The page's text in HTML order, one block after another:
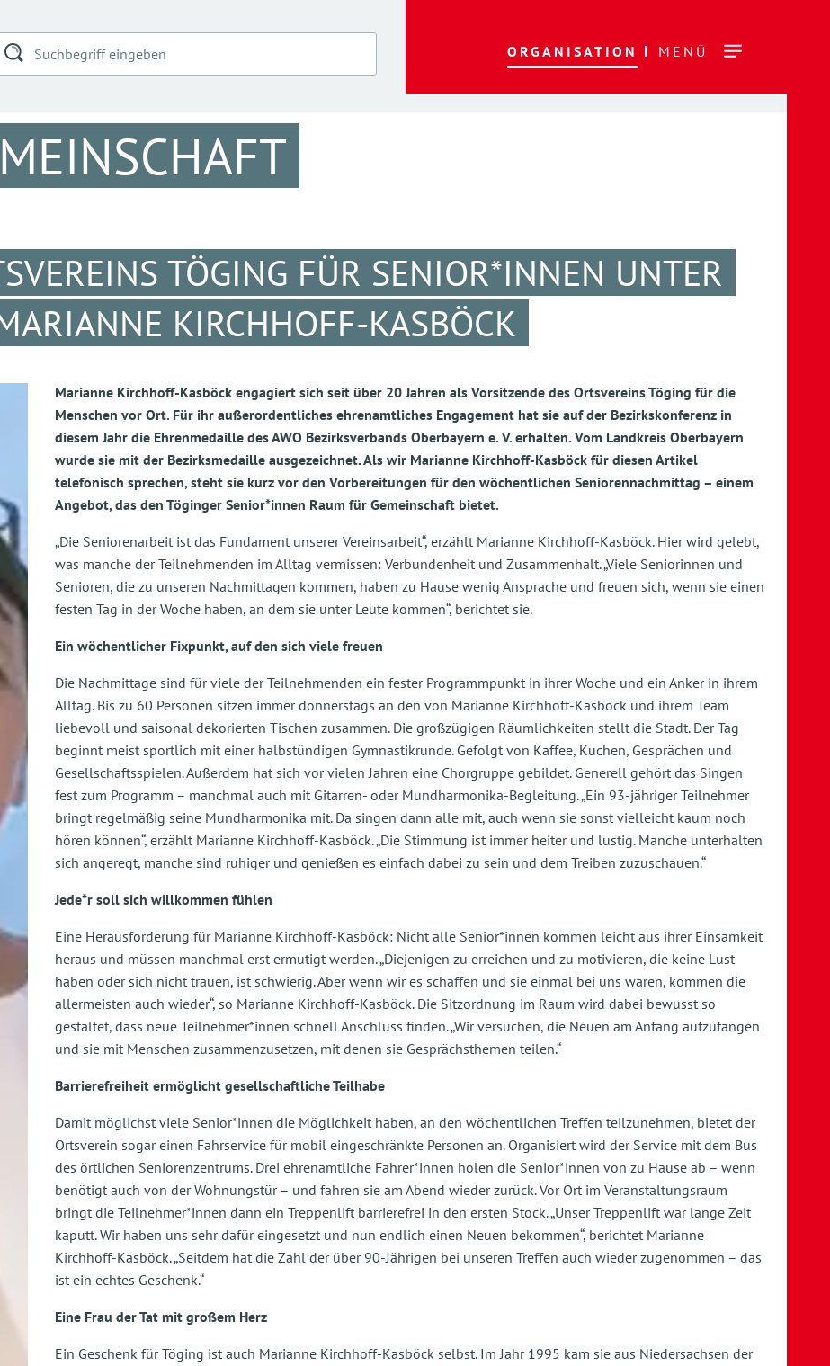
ORGANISATION MENÜ
TÖGING FÜR SENIOR*INNEN UNTER
KIRCHHOFF-KASBÖCK
Marianne Kirchhoff-Kasböck engagiert sich seit über 20 Jahren als Vorsitzende des Ortsvereins Töging für die
Menschen vor Ort. Für ihr außerordentliches ehrenamtliches Engagement hat sie auf der Bezirkskonferenz in
diesem Jahr die Ehrenmedaille des AWO Bezirksverbands Oberbayern e. V. erhalten. Vom Landkreis Oberbayern
wurde sie mit der Bezirksmedaille ausgezeichnet. Als wir Marianne Kirchhoff-Kasböck für diesen Artikel
telefonisch sprechen, steht sie kurz vor den Vorbereitungen für den wöchentlichen Seniorennachmittag – einem
Angebot, das den Töginger Senior*innen Raum für Gemeinschaft bietet.
„Die Seniorenarbeit ist das Fundament unserer Vereinsarbeit“, erzählt Marianne Kirchhoff-Kasböck. Hier wird gelebt,
was manche der Teilnehmenden im Alltag vermissen: Verbundenheit und Zusammenhalt. „Viele Seniorinnen und
Senioren, die zu unseren Nachmittagen kommen, haben zu Hause wenig Ansprache und freuen sich, wenn sie einen
festen Tag in der Woche haben, an dem sie unter Leute kommen“, berichtet sie.
Ein wöchentlicher Fixpunkt, auf den sich viele freuen
Die Nachmittage sind für viele der Teilnehmenden ein fester Programmpunkt in ihrer Woche und ein Anker in ihrem
Alltag. Bis zu 60 Personen sitzen immer donnerstags an den von Marianne Kirchhoff-Kasböck und ihrem Team
liebevoll und saisonal dekorierten Tischen zusammen. Die großzügigen Räumlichkeiten stellt die Stadt. Der Tag
beginnt meist sportlich mit einer halbstündigen Gymnastikrunde. Gefolgt von Kaffee, Kuchen, Gesprächen und
Gesellschaftsspielen. Außerdem hat sich vor vielen Jahren eine Chorgruppe gebildet. Generell gehört das Singen
fest zum Programm – manchmal auch mit Gitarren- oder Mundharmonika-Begleitung. „Ein 93-jähriger Teilnehmer
bringt regelmäßig seine Mundharmonika mit. Da singen dann alle mit, auch wenn sie sonst vielleicht kaum noch
hören können“, erzählt Marianne Kirchhoff-Kasböck. „Die Stimmung ist immer heiter und lustig. Manche unterhalten
sich angeregt, manche sind ruhiger und genießen es einfach dabei zu sein und dem Treiben zuzuschauen.“
Jede*r soll sich willkommen fühlen
Eine Herausforderung für Marianne Kirchhoff-Kasböck: Nicht alle Senior*innen kommen leicht aus ihrer Einsamkeit
heraus und müssen manchmal erst ermutigt werden. „Diejenigen zu erreichen und zu motivieren, die keine Lust
haben oder sich nicht trauen, ist schwierig. Aber wenn wir es schaffen und sie einmal bei uns waren, kommen die
allermeisten auch wieder“, so Marianne Kirchhoff-Kasböck. Die Sitzordnung im Raum wird dabei bewusst so
gestaltet, dass neue Teilnehmer*innen schnell Anschluss finden. „Wir versuchen, die Neuen am Anfang aufzufangen
und sie mit Menschen zusammenzusetzen, mit denen sie Gesprächsthemen teilen.“
Barrierefreiheit ermöglicht gesellschaftliche Teilhabe
Damit möglichst viele Senior*innen die Möglichkeit haben, an den wöchentlichen Treffen teilzunehmen, bietet der
Ortsverein sogar einen Fahrservice für mobil eingeschränkte Personen an. Organisiert wird der Service mit dem Bus
des örtlichen Seniorenzentrums. Drei ehrenamtliche Fahrer*innen holen die Senior*innen von zu Hause ab – wenn
benötigt auch von der Wohnungstür – und fahren sie am Abend wieder zurück. Vor Ort im Veranstaltungsraum
bringt die Teilnehmer*innen dann ein Treppenlift barrierefrei in den ersten Stock. „Unser Treppenlift war lange Zeit
kaputt. Wir haben uns sehr dafür eingesetzt und nun endlich einen Neuen bekommen“, berichtet Marianne
Kirchhoff-Kasböck. „Seitdem hat die Zahl der über 90-Jährigen bei unseren Treffen auch wieder zugenommen – das
ist ein echtes Geschenk.“
Eine Frau der Tat mit großem Herz
Ein Geschenk für Töging ist auch Marianne Kirchhoff-Kasböck selbst. Im Jahr 1995 kam sie aus Niedersachsen der